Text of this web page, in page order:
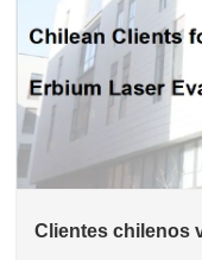
Clientes chilenos